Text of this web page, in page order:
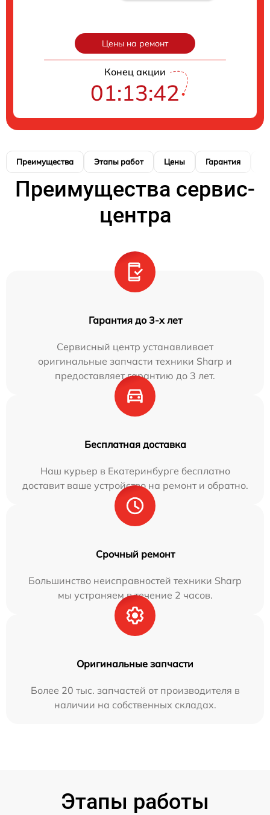
Цены на ремонт
Конец акции
01:13:41
Преимущества Этапы работ Цены Гарантия
Преимущества сервис-
центра
Гарантия до 3-х лет
Сервисный центр устанавливает
оригинальные запчасти техники Sharp и
предоставляет гарантию до 3 лет.
Бесплатная доставка
Наш курьер в Екатеринбурге бесплатно
доставит ваше устройство на ремонт и обратно.
Срочный ремонт
Большинство неисправностей техники Sharp
мы устраняем в течение 2 часов.
Оригинальные запчасти
Более 20 тыс. запчастей от производителя в
наличии на собственных складах.
Этапы работы